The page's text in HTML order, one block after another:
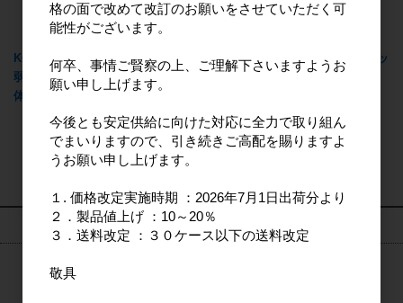
KC（キッチンクラブ）フレッシュ
弱酸性ピンクグレープフルーツ 本
体250ml
KC（キッチンクラブ）濃縮フレッ
シュオレンジ 本体250ml
14件中 1〜14件目
格の面で改めて改訂のお願いをさせていただく可
能性がございます。
何卒、事情ご賢察の上、ご理解下さいますようお
願い申し上げます。
今後とも安定供給に向けた対応に全力で取り組ん
でまいりますので、引き続きご高配を賜りますよ
うお願い申し上げます。
１. 価格改定実施時期 ：2026年7月1日出荷分より
２．製品値上げ ：10～20％
３．送料改定 ：３０ケース以下の送料改定
敬具